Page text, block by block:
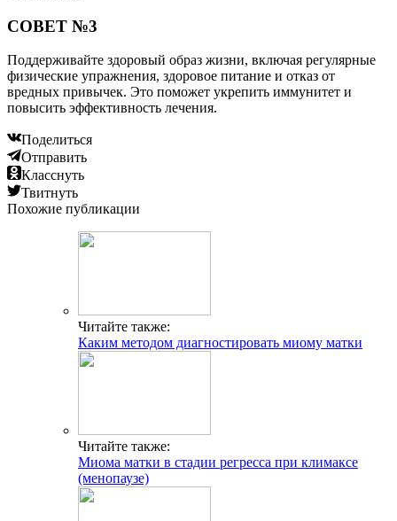
СОВЕТ №3
Поддерживайте здоровый образ жизни, включая регулярные
физические упражнения, здоровое питание и отказ от
вредных привычек. Это поможет укрепить иммунитет и
повысить эффективность лечения.
Поделиться
Отправить
Класснуть
Твитнуть
Похожие публикации
Читайте также:
Каким методом диагностировать миому матки
Читайте также:
Миома матки в стадии регресса при климаксе
(менопаузе)